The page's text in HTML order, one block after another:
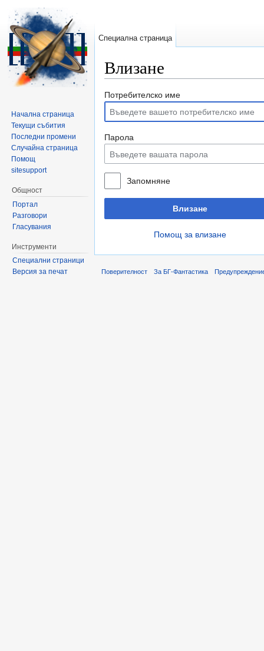
Влизане
Потребителско име
Парола
Запомняне
Влизане
Помощ за влизане
Специална страница
Начална страница
Текущи събития
Последни промени
Случайна страница
Помощ
sitesupport
Общност
Портал
Разговори
Гласувания
Инструменти
Специални страници
Версия за печат
Поверителност За БГ-Фантастика